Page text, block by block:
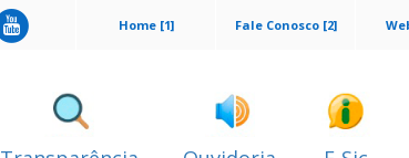
Fale Conosco [2]
Home [1]